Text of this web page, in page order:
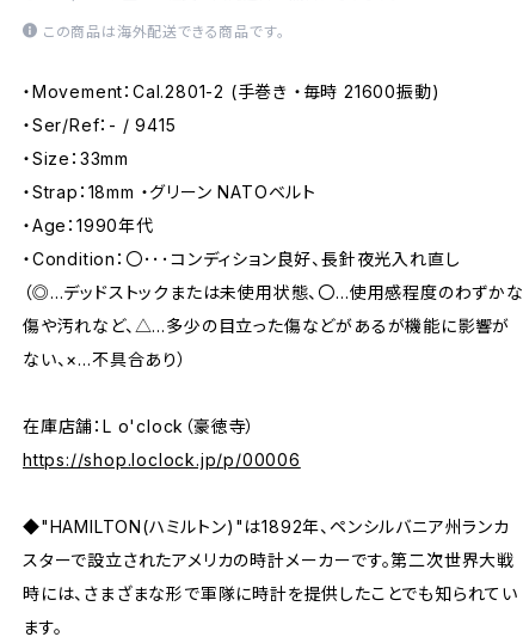
この商品は海外配送できる商品です。
・Movement：Cal.2801-2 (手巻き ・毎時 21600振動)
・Ser/Ref：- / 9415
・Size：33mm
・Strap：18mm ・グリーン NATOベルト
・Age：1990年代
・Condition：〇･･･コンディション良好、長針夜光入れ直し
（◎…デッドストックまたは未使用状態、〇…使用感程度のわずかな
傷や汚れなど、△…多少の目立った傷などがあるが機能に影響が
ない、×…不具合あり）
在庫店舗：L o'clock（豪徳寺）
https://shop.loclock.jp/p/00006
◆"HAMILTON(ハミルトン)"は1892年、ペンシルバニア州ランカ
スターで設立されたアメリカの時計メーカーです。第二次世界大戦
時には、さまざまな形で軍隊に時計を提供したことでも知られてい
ます。